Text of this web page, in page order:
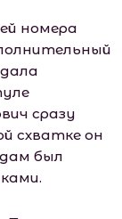
номера
сразу
схватке он
был